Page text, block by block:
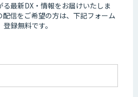
最新DX・情報をお届けいたしま
配信をご希望の方は、下記フォーム
録無料です。